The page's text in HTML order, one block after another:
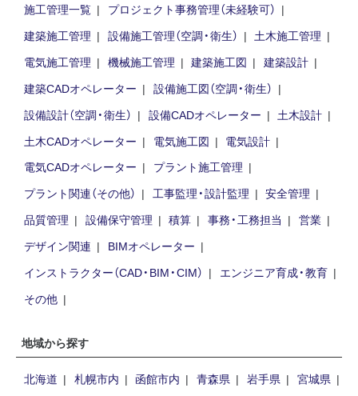
施工管理一覧
プロジェクト事務管理（未経験可）
建築施工管理
設備施工管理（空調・衛生）
土木施工管理
電気施工管理
機械施工管理 建築施工図
建築設計
建築CADオペレーター
設備施工図（空調・衛生）
設備設計（空調・衛生）
設備CADオペレーター
土木設計
土木CADオペレーター
電気施工図
電気設計
電気CADオペレーター
プラント施工管理
プラント関連（その他）
工事監理・設計監理
安全管理
品質管理
設備保守管理 積算 事務・工務担当
営業
デザイン関連
BIMオペレーター
インストラクター（CAD・BIM・CIM）
エンジニア育成・教育
その他
地域から探す
北海道 札幌市内 函館市内 青森県 岩手県
宮城県